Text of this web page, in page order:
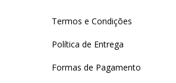
Termos e Condições
Política de Entrega
Formas de Pagamento